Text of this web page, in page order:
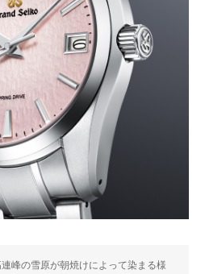
峰の雪原が朝焼けによって染まる様